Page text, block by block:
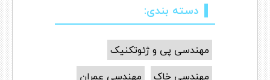
دسته بندی:
مهندسی پی و ژئوتکنیک
مهندسی خاک
مهندسی عمران